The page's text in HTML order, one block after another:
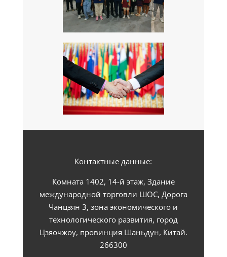
Контактные данные:
Комната 1402, 14-й этаж, Здание
международной торговли ШОС, Дорога
Чанцзян 3, зона экономического и
технологического развития, город
Цзяочжоу, провинция Шаньдун, Китай.
266300